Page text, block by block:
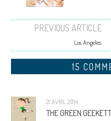
Post navigation
PREVIOUS ARTICLE
Los Angeles.
15
21 AVRIL 2014
THE GREEN